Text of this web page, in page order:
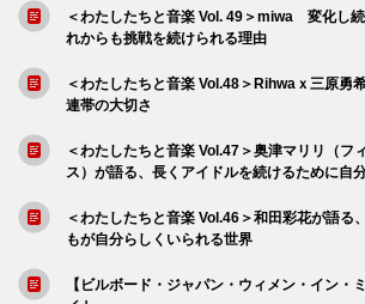
＜わたしたちと音楽 Vol. 49＞miwa 変化し
れからも挑戦を続けられる理由
＜わたしたちと音楽 Vol.48＞Rihwaｘ三原勇
連帯の大切さ
＜わたしたちと音楽 Vol.47＞奥津マリリ（フ
ス）が語る、長くアイドルを続けるために自
＜わたしたちと音楽 Vol.46＞和田彩花が語る
もが自分らしくいられる世界
【ビルボード・ジャパン・ウィメン・イン・